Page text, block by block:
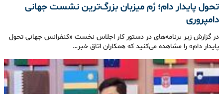
تحول پایدار دام؛ رُم میزبان بزرگ‌ترین نشست جهانی
دامپروری
در گزارش زیر برنامه‌های در دستور کار اجلاس نخست «کنفرانس جهانی تحول
پایدار دام» را مشاهده می‌کنید که همکاران اتاق خبر…